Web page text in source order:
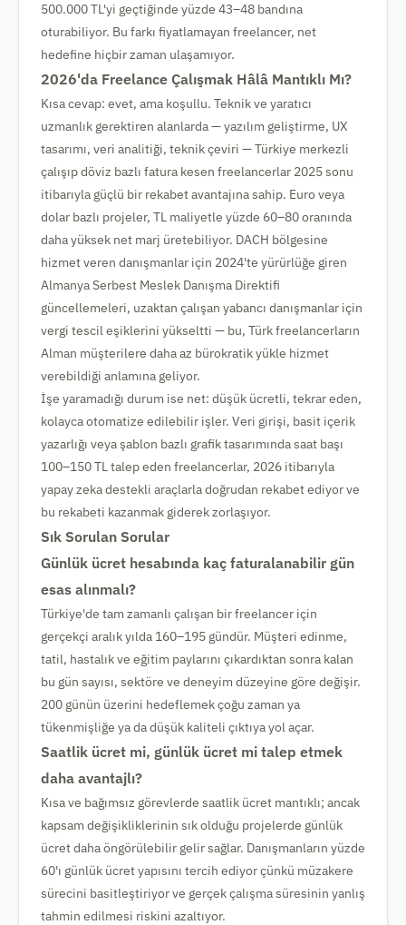
500.000 TL'yi geçtiğinde yüzde 43–48 bandına
oturabiliyor. Bu farkı fiyatlamayan freelancer, net
hedefine hiçbir zaman ulaşamıyor.
2026'da Freelance Çalışmak Hâlâ Mantıklı Mı?
Kısa cevap: evet, ama koşullu. Teknik ve yaratıcı
uzmanlık gerektiren alanlarda — yazılım geliştirme, UX
tasarımı, veri analitiği, teknik çeviri — Türkiye merkezli
çalışıp döviz bazlı fatura kesen freelancerlar 2025 sonu
itibarıyla güçlü bir rekabet avantajına sahip. Euro veya
dolar bazlı projeler, TL maliyetle yüzde 60–80 oranında
daha yüksek net marj üretebiliyor. DACH bölgesine
hizmet veren danışmanlar için 2024'te yürürlüğe giren
Almanya Serbest Meslek Danışma Direktifi
güncellemeleri, uzaktan çalışan yabancı danışmanlar için
vergi tescil eşiklerini yükseltti — bu, Türk freelancerların
Alman müşterilere daha az bürokratik yükle hizmet
verebildiği anlamına geliyor.
İşe yaramadığı durum ise net: düşük ücretli, tekrar eden,
kolayca otomatize edilebilir işler. Veri girişi, basit içerik
yazarlığı veya şablon bazlı grafik tasarımında saat başı
100–150 TL talep eden freelancerlar, 2026 itibarıyla
yapay zeka destekli araçlarla doğrudan rekabet ediyor ve
bu rekabeti kazanmak giderek zorlaşıyor.
Sık Sorulan Sorular
Günlük ücret hesabında kaç faturalanabilir gün
esas alınmalı?
Türkiye'de tam zamanlı çalışan bir freelancer için
gerçekçi aralık yılda 160–195 gündür. Müşteri edinme,
tatil, hastalık ve eğitim paylarını çıkardıktan sonra kalan
bu gün sayısı, sektöre ve deneyim düzeyine göre değişir.
200 günün üzerini hedeflemek çoğu zaman ya
tükenmişliğe ya da düşük kaliteli çıktıya yol açar.
Saatlik ücret mi, günlük ücret mi talep etmek
daha avantajlı?
Kısa ve bağımsız görevlerde saatlik ücret mantıklı; ancak
kapsam değişikliklerinin sık olduğu projelerde günlük
ücret daha öngörülebilir gelir sağlar. Danışmanların yüzde
60'ı günlük ücret yapısını tercih ediyor çünkü müzakere
sürecini basitleştiriyor ve gerçek çalışma süresinin yanlış
tahmin edilmesi riskini azaltıyor.